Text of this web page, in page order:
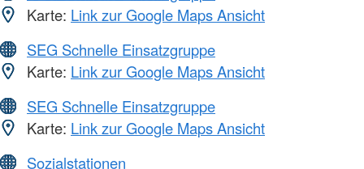
Karte: Link zur Google Maps Ansicht
SEG Schnelle Einsatzgruppe
Karte: Link zur Google Maps Ansicht
SEG Schnelle Einsatzgruppe
Karte: Link zur Google Maps Ansicht
Sozialstationen